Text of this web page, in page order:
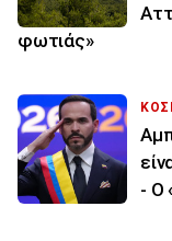
φωτιάς»
- Ο